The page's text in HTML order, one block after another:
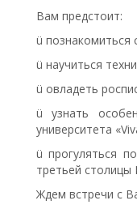
Вам предстоит:
ü познакомиться
ü научиться
ü овладеть
ü узнать
университета
ü прогуляться
третьей столицы
Ждем встречи с